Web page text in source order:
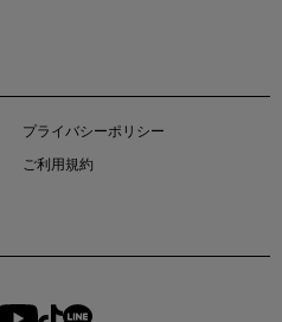
プライバシーポリシー
ご利用規約